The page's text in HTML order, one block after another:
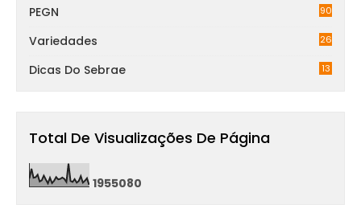
PEGN 90
Variedades 26
Dicas Do Sebrae 13
Total De Visualizações De Página
1955080